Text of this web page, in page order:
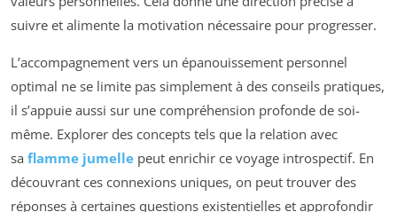
suivre et alimente la motivation nécessaire pour progresser.
L’accompagnement vers un épanouissement personnel
optimal ne se limite pas simplement à des conseils pratiques,
il s’appuie aussi sur une compréhension profonde de soi-
même. Explorer des concepts tels que la relation avec
sa flamme jumelle peut enrichir ce voyage introspectif. En
découvrant ces connexions uniques, on peut trouver des
réponses à certaines questions existentielles et approfondir